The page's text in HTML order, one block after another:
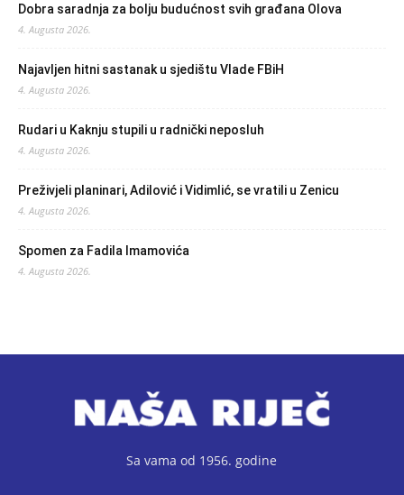
Dobra saradnja za bolju budućnost svih građana Olova
4. Augusta 2026.
Najavljen hitni sastanak u sjedištu Vlade FBiH
4. Augusta 2026.
Rudari u Kaknju stupili u radnički neposluh
4. Augusta 2026.
Preživjeli planinari, Adilović i Vidimlić, se vratili u Zenicu
4. Augusta 2026.
Spomen za Fadila Imamovića
4. Augusta 2026.
Sa vama od 1956. godine